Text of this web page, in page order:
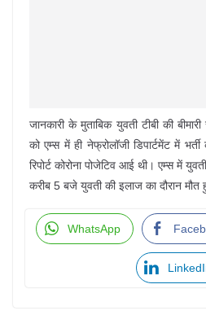
जानकारी के मुताबिक युवती टीबी की
को एम्स में ही नेफ्रोलॉजी डिपार्टमेंट में
रिपोर्ट कोरोना पोजेटिव आई थी। एम्स में
करीब 5 बजे युवती की इलाज का दौरान मौत
WhatsApp